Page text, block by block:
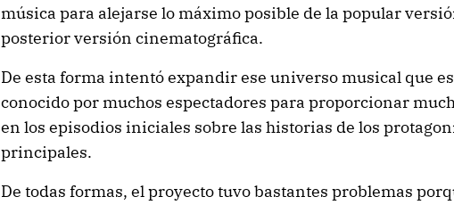
música para alejarse lo máximo posible de la popular
posterior versión cinematográfica.
De esta forma intentó expandir ese universo musical que
conocido por muchos espectadores para proporcionar
en los episodios iniciales sobre las historias de los
principales.
De todas formas, el proyecto tuvo bastantes problemas